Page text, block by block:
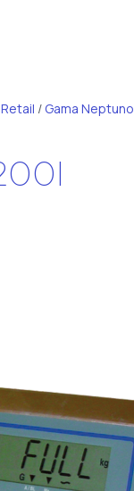
/ Gama Neptuno